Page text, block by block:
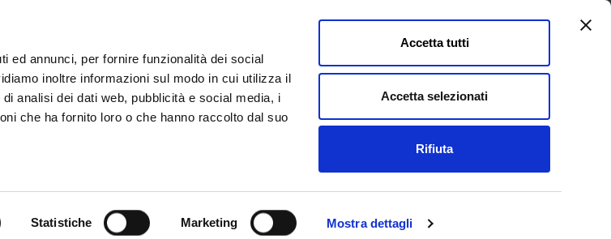
ed annunci, per fornire funzionalità dei social
inoltre informazioni sul modo in cui utilizza il
analisi dei dati web, pubblicità e social media, i
che ha fornito loro o che hanno raccolto dal suo
Statistiche Marketing Mostra dettagli
Accetta tutti
Accetta selezionati
Rifiuta
Seguici su Pagina
Servizi e Documenti
La Provincia e il territorio